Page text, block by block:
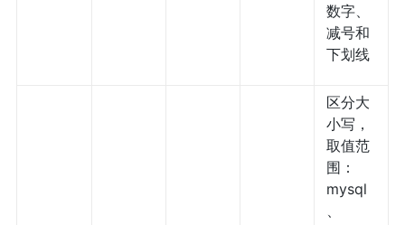
数字、
减号和
下划线
区分大
小写，
取值范
围：
mysql
、